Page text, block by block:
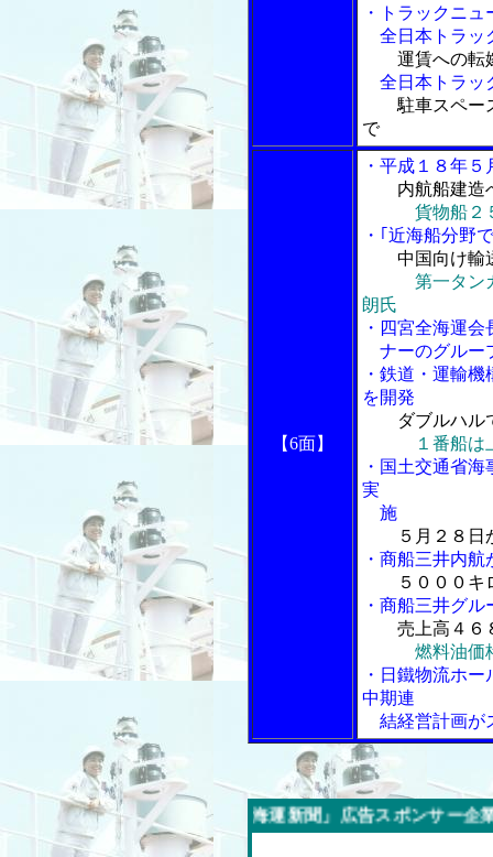
・トラックニュ
全日本トラッ
運賃への転
全日本トラッ
駐車スペー
で
【6面】
・平成１８年
内航船建造
貨物船２
・｢近海船分野
中国向け輸
第一タン
朗氏
・四宮全海運
ナーのグルー
・鉄道・運輸
を開発
ダブルハル
１番船は
・国土交通省
実
施
５月２８
・商船三井内
５０００
・商船三井グ
売上高４６
燃料油価
・日鐵物流ホ
中期連
結経営計画が
今週の「内航海運新聞」広告スポンサー企業